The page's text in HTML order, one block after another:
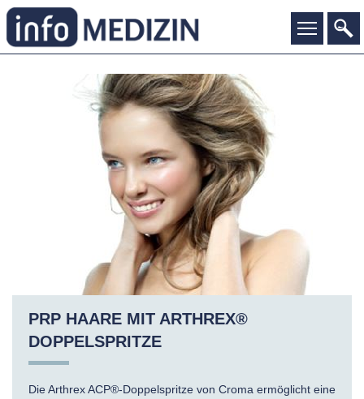
PRP HAARE MIT ARTHREX®
DOPPELSPRITZE
Die Arthrex ACP®-Doppelspritze von Croma ermöglicht eine